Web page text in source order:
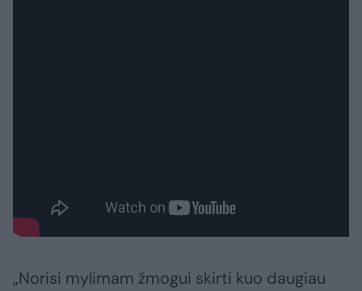
„Norisi mylimam žmogui skirti kuo daugiau